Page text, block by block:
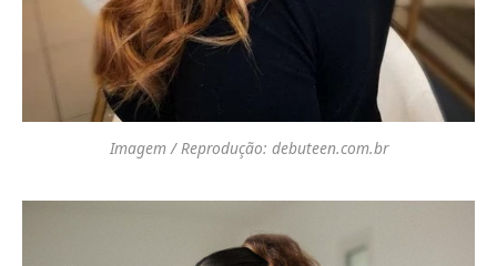
Imagem / Reprodução: debuteen.com.br